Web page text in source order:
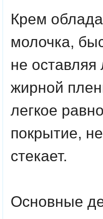
Крем
молочка,
не оставляя
жирной
легкое
покрытие,
стекает.
Основные